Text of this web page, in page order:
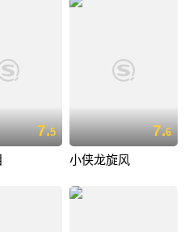
7.5 7.6
小侠龙旋风